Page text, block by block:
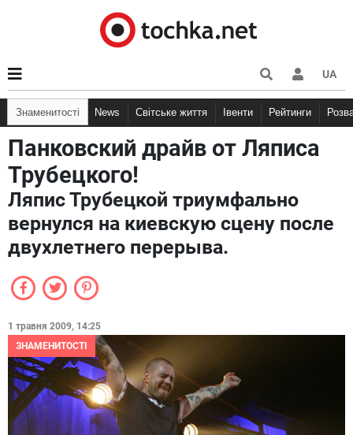
UA
Знаменитості News Світське життя Івенти Рейтинги
Панковский драйв от Ляписа
Трубецкого!
Ляпис Трубецкой триумфально
вернулся на киевскую сцену после
двухлетнего перерыва.
1 травня 2009, 14:25
ЗНАМЕНИТОСТІ